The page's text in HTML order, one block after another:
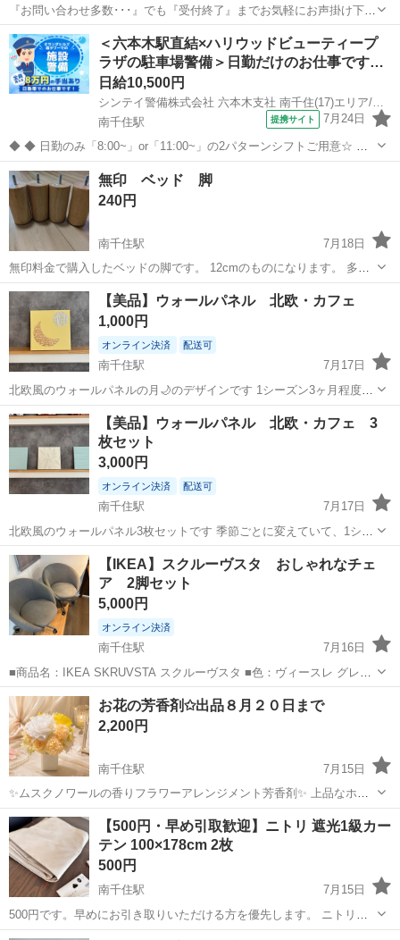
『お問い合わせ多数･･･』でも『受付終了』までお気軽にお声掛け下さ
い🤗 ご覧頂きありがとうございます ご希望の方はプロフより受け渡し
方法お選び下さいませ ～～～～～～～～～～～～～～～～ 中古です
B5サイズ 壁に飾...
東京 荒川区 南千住駅 インテリア雑貨/小物
＜六本木駅直結×ハリウッドビューティープ
ラザの駐車場警備＞日勤だけのお仕事です…
日給10,500円
シンテイ警備株式会社 六本木支社 南千住(17)エリア/A3203200117
南千住駅
提携サイト 7月24日
◆ ◆ 日勤のみ「8:00~」or「11:00~」の2パターンシフトご用意☆ 六
本木駅直結×ハリウッドビューティープラザの 駐車場内でのお仕事で
す！ 基本的に勤務地も固定だから通勤も安心です♪ ＼未経験スタート
でも大歓...
東京 荒川区 南千住駅 警備員
無印 ベッド 脚
240円
南千住駅
7月18日
無印料金で購入したベッドの脚です。 12cmのものになります。 多少
の使用感はありますので、ご理解ください。
https://www.muji.com/jp/ja/store/cmdty/detail/4550584410...
東京 台東区 南千住駅
【美品】ウォールパネル 北欧・カフェ
1,000円
オンライン決済 配送可
南千住駅
7月17日
北欧風のウォールパネルの月🌙のデザインです 1シーズン3ヶ月程度の
み飾りました。 画鋲を使えば壁にも飾れます。 ・サイズ：
22cm✖️22cm
東京 荒川区 南千住駅 インテリア雑貨/小物
【美品】ウォールパネル 北欧・カフェ 3
枚セット
3,000円
オンライン決済 配送可
南千住駅
7月17日
北欧風のウォールパネル3枚セットです 季節ごとに変えていて、1シー
ズン3ヶ月程度を3年飾りました。 画鋲を使えば壁にも飾れます。 ・サ
イズ：22cm✖️22cm
東京 荒川区 南千住駅 インテリア雑貨/小物 ウォール
【IKEA】スクルーヴスタ おしゃれなチェ
ア 2脚セット
5,000円
オンライン決済
南千住駅
7月16日
■商品名：IKEA SKRUVSTA スクルーヴスタ ■色：ヴィースレ グレー
■定価：18,990円×2脚 回転式、昇降式、キャスター付きのファブリッ
クカバーチェアです。 5年前に購入し、ダイニングで使用しておりま
した...
東京 荒川区 南千住駅 椅子
お花の芳香剤✩︎出品８月２０日まで
2,200円
南千住駅
7月15日
✨ムスクノワールの香りフラワーアレンジメント芳香剤✨ 上品なホワ
イト×やさしいオレンジ×イエローでまとめた、華やかなフラワーアレ
ンジ芳香剤です🌈 黒いキャップ部分を優しく回して蓋を取り外すとム
スクノワールの香りをお楽しみ...
東京 荒川区 南千住駅 家具 芳香剤
【500円・早め引取歓迎】ニトリ 遮光1級カー
テン 100×178cm 2枚
500円
南千住駅
7月15日
500円です。早めにお引き取りいただける方を優先します。 ニトリの
遮光1級・遮熱・遮音カーテン、ベージュ2枚組です。落ち着いた色味